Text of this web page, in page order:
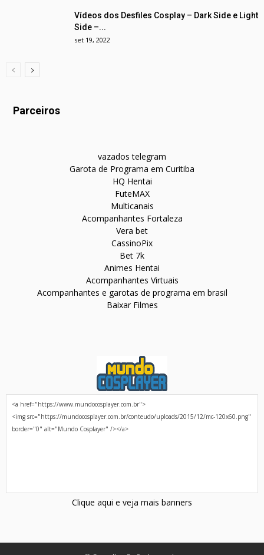
Vídeos dos Desfiles Cosplay – Dark Side e Light
Side –...
set 19, 2022
Parceiros
vazados telegram
Garota de Programa em Curitiba
HQ Hentai
FuteMAX
Multicanais
Acompanhantes Fortaleza
Vera bet
CassinoPix
Bet 7k
Animes Hentai
Acompanhantes Virtuais
Acompanhantes e garotas de programa em brasil
Baixar Filmes
Clique aqui e veja mais banners